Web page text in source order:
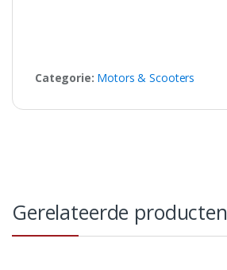
Categorie: Motors & Scooters
Gerelateerde producten